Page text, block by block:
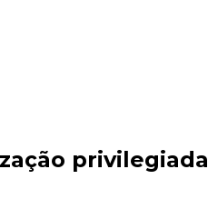
privilegiada